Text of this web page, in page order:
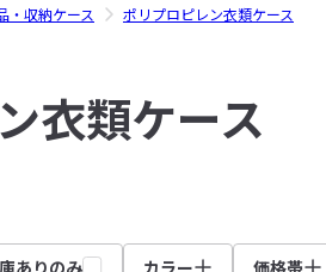
・収納ケース ポリプロピレン衣類ケース
衣類ケース
ありのみ カラー 価格帯